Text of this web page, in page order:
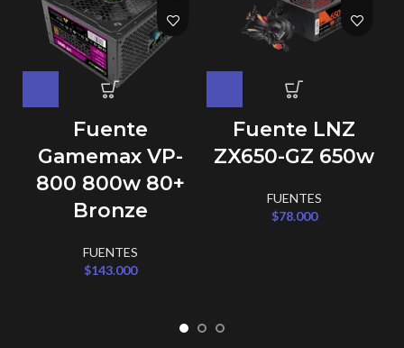
Fuente
Gamemax VP-
800 800w 80+
Bronze
FUENTES
$143.000
Fuente LNZ
ZX650-GZ 650w
FUENTES
$78.000